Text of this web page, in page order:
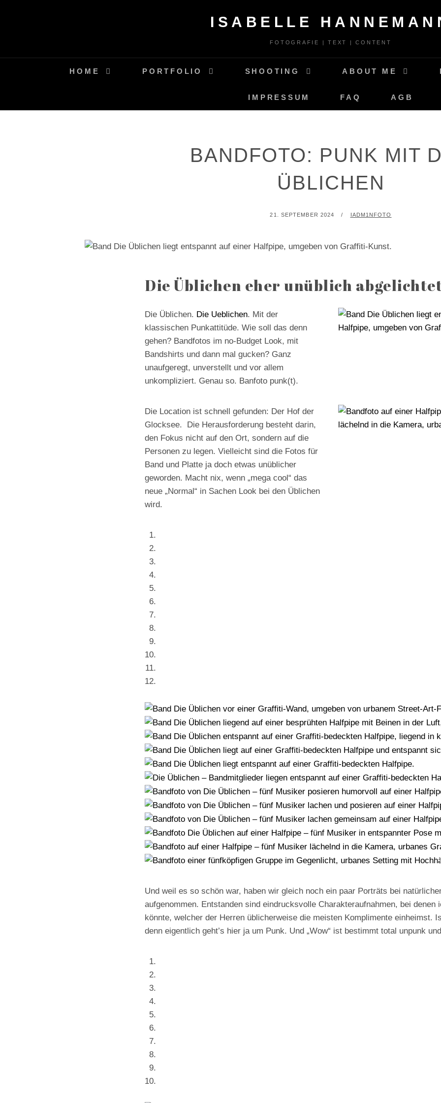
ISABELLE
FOTOGRAFIE | TEXT | CONTENT
HOME PORTFOLIO SHOOTING ABOUT ME
IMPRESSUM FAQ AGB
BANDFOTO: PUNK MIT
ÜBLICHEN
POSTED
21. SEPTEMBER 2024 BY
IADM1NFOTO
Die Üblichen eher unüblich
Die Üblichen. Die Ueblichen. Mit der
klassischen Punkattitüde. Wie soll das denn
gehen? Bandfotos im no-Budget Look, mit
Bandshirts und dann mal gucken? Ganz
unaufgeregt, unverstellt und vor allem
unkompliziert. Genau so. Banfoto punk(t).
Die Location ist schnell gefunden: Der Hof der
Glocksee. Die Herausforderung besteht darin,
den Fokus nicht auf den Ort, sondern auf die
Personen zu legen. Vielleicht sind die Fotos für
Band und Platte ja doch etwas unüblicher
geworden. Macht nix, wenn „mega cool“ das
neue „Normal“ in Sachen Look bei den Üblichen
wird.
Und weil es so schön war, haben wir gleich noch ein paar Porträts bei
aufgenommen. Entstanden sind eindrucksvolle Charakteraufnahmen, bei denen
könnte, welcher der Herren üblicherweise die meisten Komplimente einheimst.
denn eigentlich geht’s hier ja um Punk. Und „Wow“ ist bestimmt total unpunk